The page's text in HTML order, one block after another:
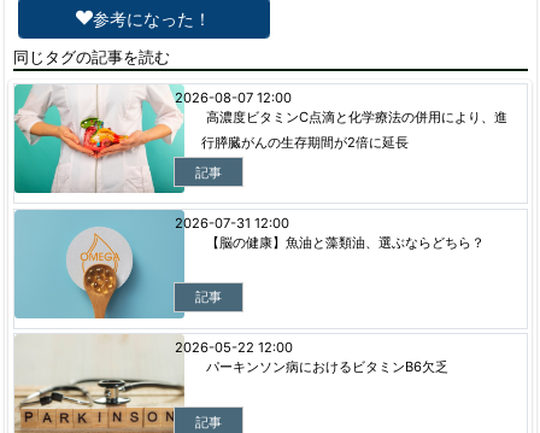
参考になった！
同じタグの記事を読む
高濃度ビタミンC点滴と化学療法の併用により、進
行膵臓がんの生存期間が2倍に延長
記事
2026-08-07 12:00
【脳の健康】魚油と藻類油、選ぶならどちら？
記事
2026-07-31 12:00
パーキンソン病におけるビタミンB6欠乏
記事
2026-05-22 12:00